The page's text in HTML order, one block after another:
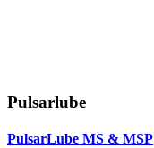
Pulsarlube
PulsarLube MS & MSP